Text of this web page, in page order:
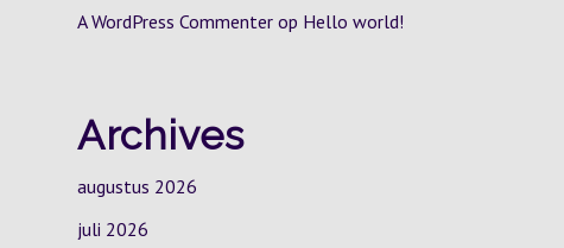
A WordPress Commenterop Hello world!
Archives
augustus 2026
juli 2026